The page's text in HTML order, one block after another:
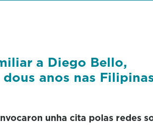
a Diego Bello,
anos nas
unha cita polas redes